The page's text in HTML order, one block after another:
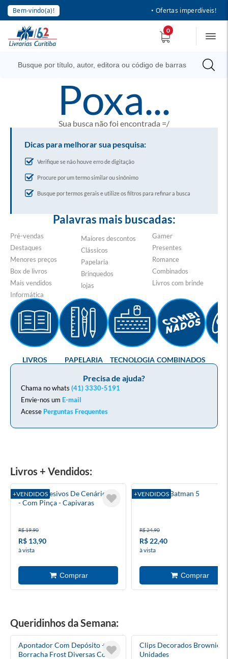
Bem-vindo(a)! • Ofertas imperdíveis!
0
poxa...
Sua busca não foi encontrada =/
Dicas para melhorar sua pesquisa:
Verifique se não houve erro de digitação
Procure por um termo similar ou sinônimo
Busque por termos gerais e utilize os filtros para refinar a busca
Palavras mais buscadas:
Pré-vendas
Destaques
Menores preços
Box de livros
Mais vendidos
Informática
Maiores descontos
Clássicos
Papelaria
Brinquedos
lojas
Gamer
Presentes
Romance
Combinados
Livros com brinde
Precisa de ajuda?
Chama no whats (41) 3330-5191
Envie-nos um E-mail
Acesse Perguntas Frequentes
LIVROS PAPELARIA TECNOLOGIA COMBINADOS
Livros + Vendidos:
+VENDIDOS
Kit De Adesivos De Cenário 3d
- Com Pinça - Capivaras
R$ 19,90
R$ 13,90
à vista
+VENDIDOS
Absolute Batman 5
R$ 24,90
R$ 22,40
à vista
Queridinhos da Semana:
Apontador Com Depósito +
Borracha Frost Diversas Cores
Clips Decorados Brownie 4
Unidades